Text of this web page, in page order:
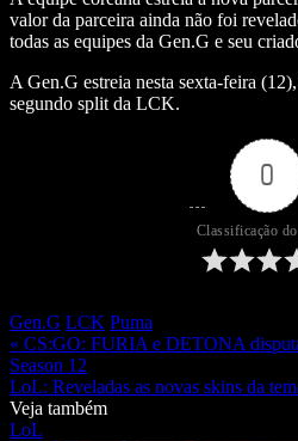
valor da parceira ainda não foi
todas as equipes da Gen.G e seu
A Gen.G estreia nesta sexta-feira
segundo split da LCK.
0
Classificação
Gen.G LCK Puma
« CS:GO: FURIA e DETONA
Season 12
LoL: Reveladas as novas skins da
Veja também
LoL